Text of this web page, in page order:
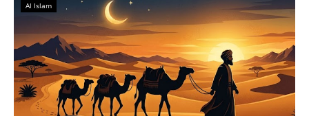
Al Islam